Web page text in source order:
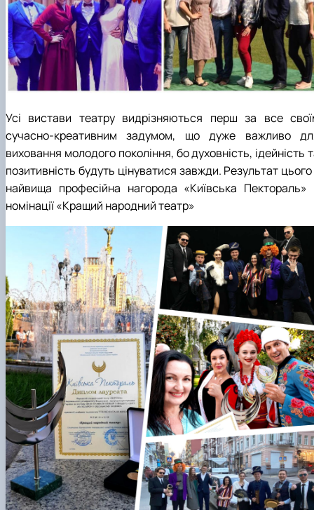
Усі вистави театру видрізняються перш за все
сучасно-креативним задумом, що дуже важливо
виховання молодого покоління, бо духовність, ідейність
позитивність будуть цінуватися завжди. Результат
найвища професійна нагорода «Київська Пектораль»
номінації «Кращий народний театр»